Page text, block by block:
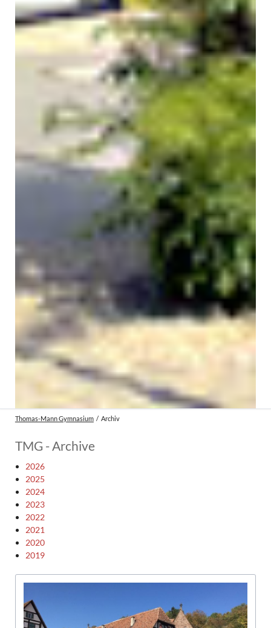
Thomas-Mann Gymnasium Archiv
TMG - Archive
2026
2025
2024
2023
2022
2021
2020
2019